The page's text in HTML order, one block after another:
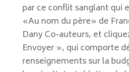
par ce conflit sanglant qui
«Au nom du père» de
Dany Co-auteurs, et
Envoyer », qui comporte
renseignements sur la